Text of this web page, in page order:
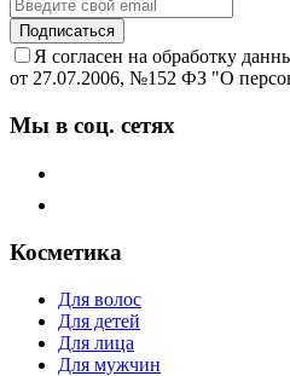
Подписаться
Я согласен на обработку
от 27.07.2006, №152 ФЗ "О
Мы в соц. сетях
Косметика
Для волос
Для детей
Для лица
Для мужчин